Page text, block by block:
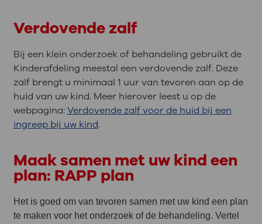
Verdovende zalf
Bij een klein onderzoek of behandeling gebruikt de
Kinderafdeling meestal een verdovende zalf. Deze
zalf brengt u minimaal 1 uur van tevoren aan op de
huid van uw kind. Meer hierover leest u op de
webpagina:Verdovende zalf voor de huid bij een
ingreep bij uw kind.
Maak samen met uw kind een
plan: RAPP plan
Het is goed om van tevoren samen met uw kind een plan
te maken voor het onderzoek of de behandeling. Vertel